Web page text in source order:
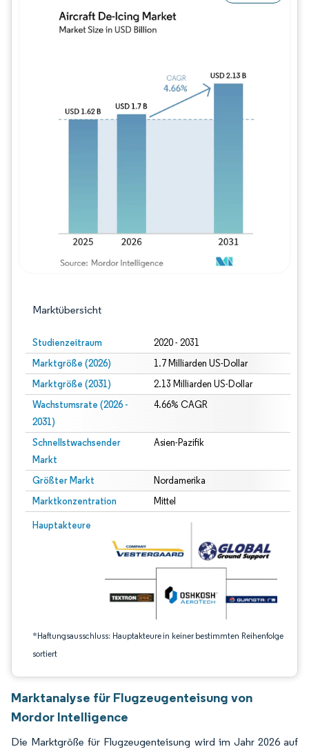
Marktübersicht
Studienzeitraum 2020 - 2031
Marktgröße (2026) 1.7 Milliarden US-Dollar
Marktgröße (2031) 2.13 Milliarden US-Dollar
Wachstumsrate (2026 -
2031)
4.66% CAGR
Schnellstwachsender
Markt
Asien-Pazifik
Größter Markt Nordamerika
Marktkonzentration Mittel
Hauptakteure
*Haftungsausschluss: Hauptakteure in keiner bestimmten Reihenfolge
sortiert
Bild © Mordor Intelligence. Wiederverwendung erfordert Namensnennung
Marktanalyse für Flugzeugenteisung von
Mordor Intelligence
Die Marktgröße für Flugzeugenteisung wird im Jahr 2026 auf